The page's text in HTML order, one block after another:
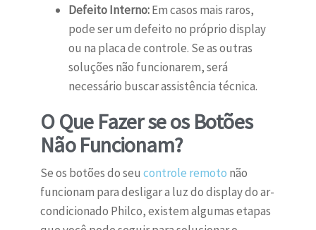
Defeito Interno:Em casos mais raros,
pode ser um defeito no próprio display
ou na placa de controle. Se as outras
soluções não funcionarem, será
necessário buscar assistência técnica.
O Que Fazer se os Botões
Não Funcionam?
Se os botões do seu controle remoto não
funcionam para desligar a luz do display do ar-
condicionado Philco, existem algumas etapas